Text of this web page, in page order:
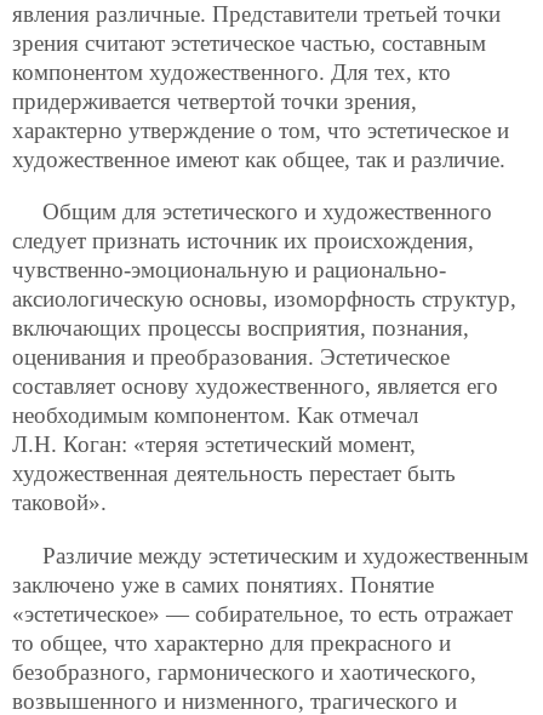
явления различные. Представители третьей точки
зрения считают эстетическое частью, составным
компонентом художественного. Для тех, кто
придерживается четвертой точки зрения,
характерно утверждение о том, что эстетическое и
художественное имеют как общее, так и различие.
Общим для эстетического и художественного
следует признать источник их происхождения,
чувственно-эмоциональную и рационально-
аксиологическую основы, изоморфность структур,
включающих процессы восприятия, познания,
оценивания и преобразования. Эстетическое
составляет основу художественного, является его
необходимым компонентом. Как отмечал
Л.Н. Коган: «теряя эстетический момент,
художественная деятельность перестает быть
таковой».
Различие между эстетическим и художественным
заключено уже в самих понятиях. Понятие
«эстетическое» — собирательное, то есть отражает
то общее, что характерно для прекрасного и
безобразного, гармонического и хаотического,
возвышенного и низменного, трагического и